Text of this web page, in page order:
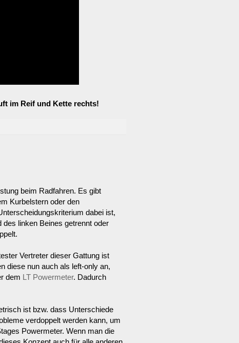
im Reif und Kette rechts!
beim Radfahren. Es gibt
Kurbelstern oder den
dabei ist,
linken Beines getrennt oder
Vertreter dieser Gattung ist
diese nun auch als left-only an,
dem LT Powermeter. Dadurch
ist bzw. dass Unterschiede
verdoppelt werden kann, um
Powermeter. Wenn man die